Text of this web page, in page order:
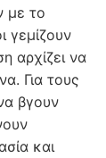
με το
γεμίζουν
αρχίζει να
Για τους
βγουν
και